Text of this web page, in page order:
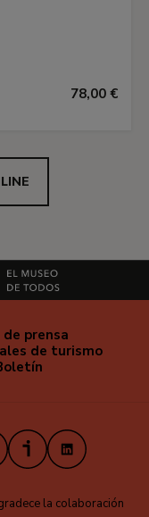
78,00 €
de prensa
de turismo
iVooxLinkedIn
la colaboración